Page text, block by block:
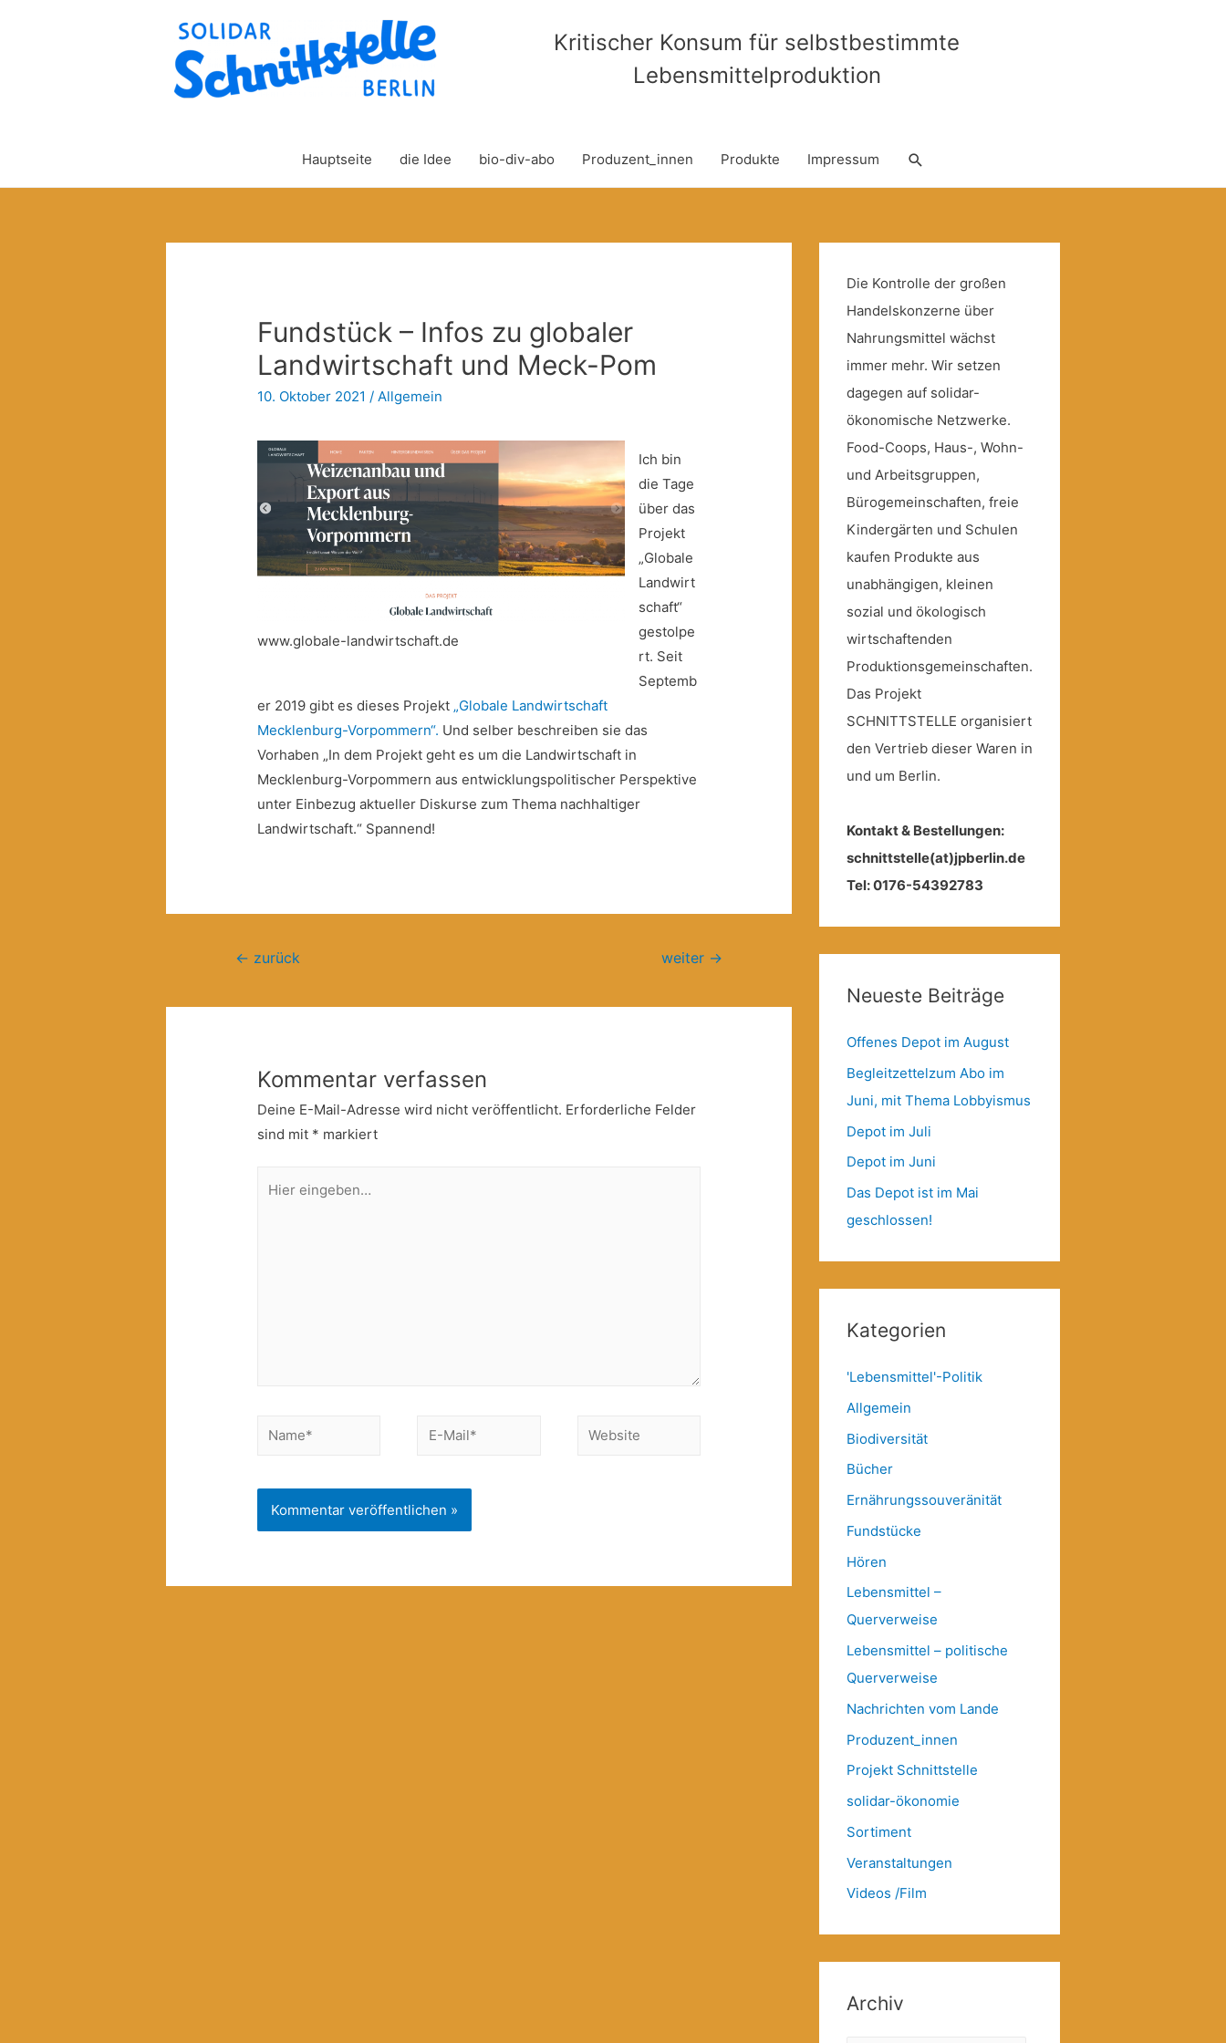
Kritischer Konsum für selbstbestimmte
Lebensmittelproduktion
Hauptseite die Idee bio-div-abo Produzent_innen Produkte Impressum Suche
Fundstück – Infos zu globaler
Landwirtschaft und Meck-Pom
10. Oktober 2021 /Allgemein
www.globale-landwirtschaft.de
Ich bin
die Tage
über das
Projekt
„Globale
Landwirt
schaft“
gestolpe
rt. Seit
Septemb
er 2019 gibt es dieses Projekt „Globale Landwirtschaft
Mecklenburg-Vorpommern“. Und selber beschreiben sie das
Vorhaben „In dem Projekt geht es um die Landwirtschaft in
Mecklenburg-Vorpommern aus entwicklungspolitischer Perspektive
unter Einbezug aktueller Diskurse zum Thema nachhaltiger
Landwirtschaft.“ Spannend!
Beitragsnavigation
← zurück weiter →
Kommentar verfassen
Deine E-Mail-Adresse wird nicht veröffentlicht. Erforderliche Felder
sind mit * markiert
eingeben…
Name*
E-
Website
Die Kontrolle der großen
Handelskonzerne über
Nahrungsmittel wächst
immer mehr. Wir setzen
dagegen auf solidar-
ökonomische Netzwerke.
Food-Coops, Haus-, Wohn-
und Arbeitsgruppen,
Bürogemeinschaften, freie
Kindergärten und Schulen
kaufen Produkte aus
unabhängigen, kleinen
sozial und ökologisch
wirtschaftenden
Produktionsgemeinschaften.
Das Projekt
SCHNITTSTELLE organisiert
den Vertrieb dieser Waren in
und um Berlin.
Kontakt & Bestellungen:
schnittstelle(at)jpberlin.de
Tel: 0176-54392783
Neueste Beiträge
Offenes Depot im August
Begleitzettelzum Abo im
Juni, mit Thema Lobbyismus
Depot im Juli
Depot im Juni
Das Depot ist im Mai
geschlossen!
Kategorien
'Lebensmittel'-Politik
Allgemein
Biodiversität
Bücher
Ernährungssouveränität
Fundstücke
Hören
Lebensmittel –
Querverweise
Lebensmittel – politische
Querverweise
Nachrichten vom Lande
Produzent_innen
Projekt Schnittstelle
solidar-ökonomie
Sortiment
Veranstaltungen
Videos /Film
Archiv